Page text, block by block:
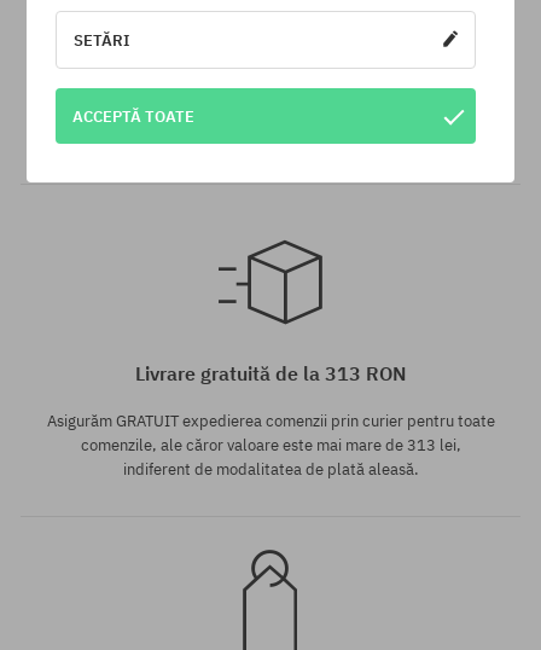
Mărimi existente:
Programul de loialitate SuperClub
SuperClub este programul nostru de loialitate, datorită căruia
pentru produsele fără reducere poți primi în contul tău până la
Livrare gratuită de la 313 RON
Asigurăm GRATUIT expedierea comenzii prin curier pentru toate
comenzile, ale căror valoare este mai mare de 313 lei,
indiferent de modalitatea de plată aleasă.
SETĂRI
ACCEPTĂ TOATE